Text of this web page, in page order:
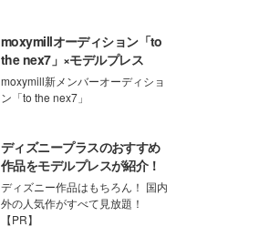
moxymillオーディション「to
the nex7」×モデルプレス
moxymill新メンバーオーディショ
ン「to the nex7」
ディズニープラスのおすすめ
作品をモデルプレスが紹介！
ディズニー作品はもちろん！ 国内
外の人気作がすべて見放題！
【PR】